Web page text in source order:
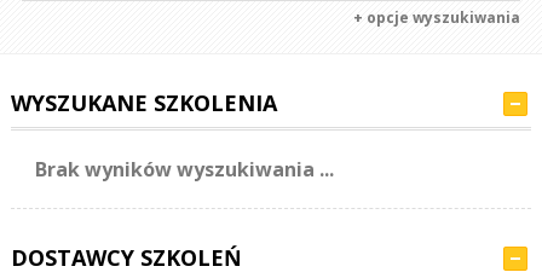
+ opcje wyszukiwania
WYSZUKANE SZKOLENIA
Brak wyników wyszukiwania ...
DOSTAWCY SZKOLEŃ